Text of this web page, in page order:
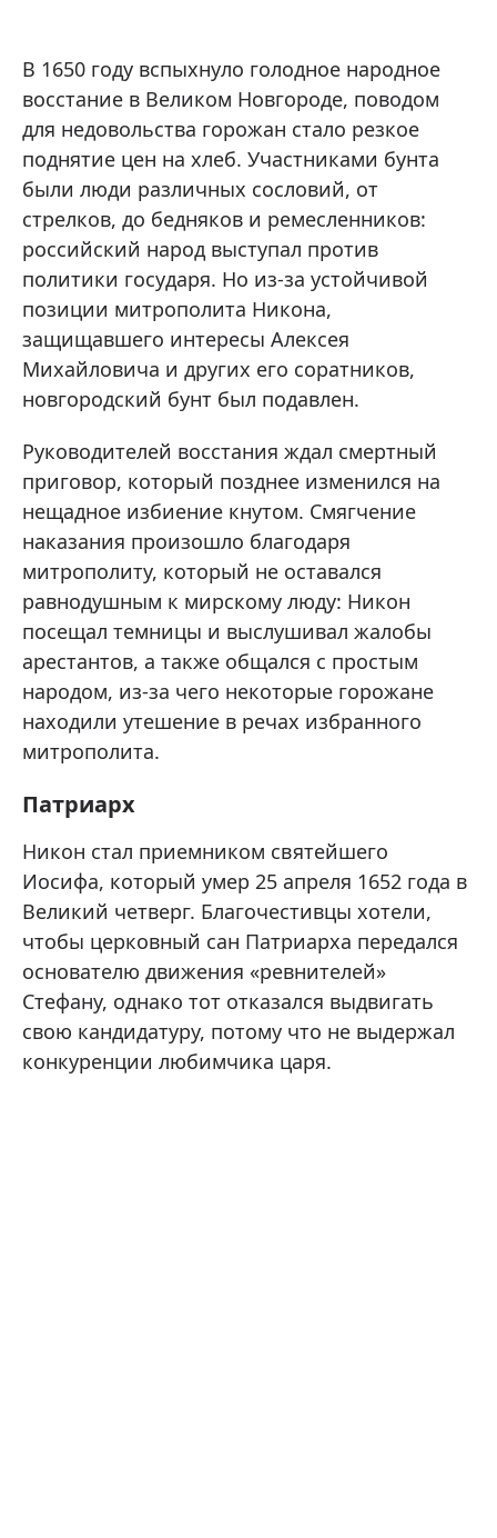
В 1650 году вспыхнуло голодное народное
восстание в Великом Новгороде, поводом
для недовольства горожан стало резкое
поднятие цен на хлеб. Участниками бунта
были люди различных сословий, от
стрелков, до бедняков и ремесленников:
российский народ выступал против
политики государя. Но из-за устойчивой
позиции митрополита Никона,
защищавшего интересы Алексея
Михайловича и других его соратников,
новгородский бунт был подавлен.
Руководителей восстания ждал смертный
приговор, который позднее изменился на
нещадное избиение кнутом. Смягчение
наказания произошло благодаря
митрополиту, который не оставался
равнодушным к мирскому люду: Никон
посещал темницы и выслушивал жалобы
арестантов, а также общался с простым
народом, из-за чего некоторые горожане
находили утешение в речах избранного
митрополита.
Патриарх
Никон стал приемником святейшего
Иосифа, который умер 25 апреля 1652 года в
Великий четверг. Благочестивцы хотели,
чтобы церковный сан Патриарха передался
основателю движения «ревнителей»
Стефану, однако тот отказался выдвигать
свою кандидатуру, потому что не выдержал
конкуренции любимчика царя.